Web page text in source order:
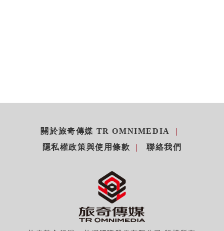
關於旅奇傳媒 TR OMNIMEDIA
隱私權政策與使用條款
聯絡我們